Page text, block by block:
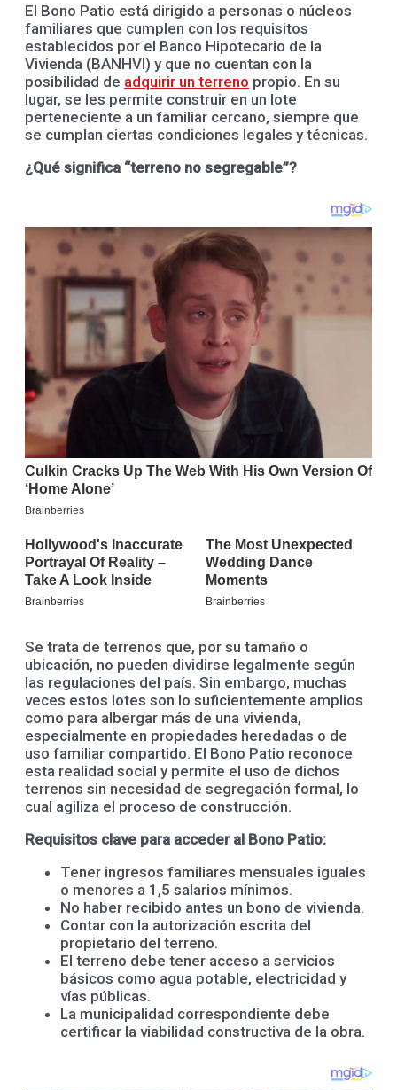
El Bono Patio está dirigido a personas o núcleos
familiares que cumplen con los requisitos
establecidos por el Banco Hipotecario de la
Vivienda (BANHVI) y que no cuentan con la
posibilidad de adquirir un terreno propio. En su
lugar, se les permite construir en un lote
perteneciente a un familiar cercano, siempre que
se cumplan ciertas condiciones legales y técnicas.
¿Qué significa “terreno no segregable”?
Se trata de terrenos que, por su tamaño o
ubicación, no pueden dividirse legalmente según
las regulaciones del país. Sin embargo, muchas
veces estos lotes son lo suficientemente amplios
como para albergar más de una vivienda,
especialmente en propiedades heredadas o de
uso familiar compartido. El Bono Patio reconoce
esta realidad social y permite el uso de dichos
terrenos sin necesidad de segregación formal, lo
cual agiliza el proceso de construcción.
Requisitos clave para acceder al Bono Patio:
Tener ingresos familiares mensuales iguales
o menores a 1,5 salarios mínimos.
No haber recibido antes un bono de vivienda.
Contar con la autorización escrita del
propietario del terreno.
El terreno debe tener acceso a servicios
básicos como agua potable, electricidad y
vías públicas.
La municipalidad correspondiente debe
certificar la viabilidad constructiva de la obra.